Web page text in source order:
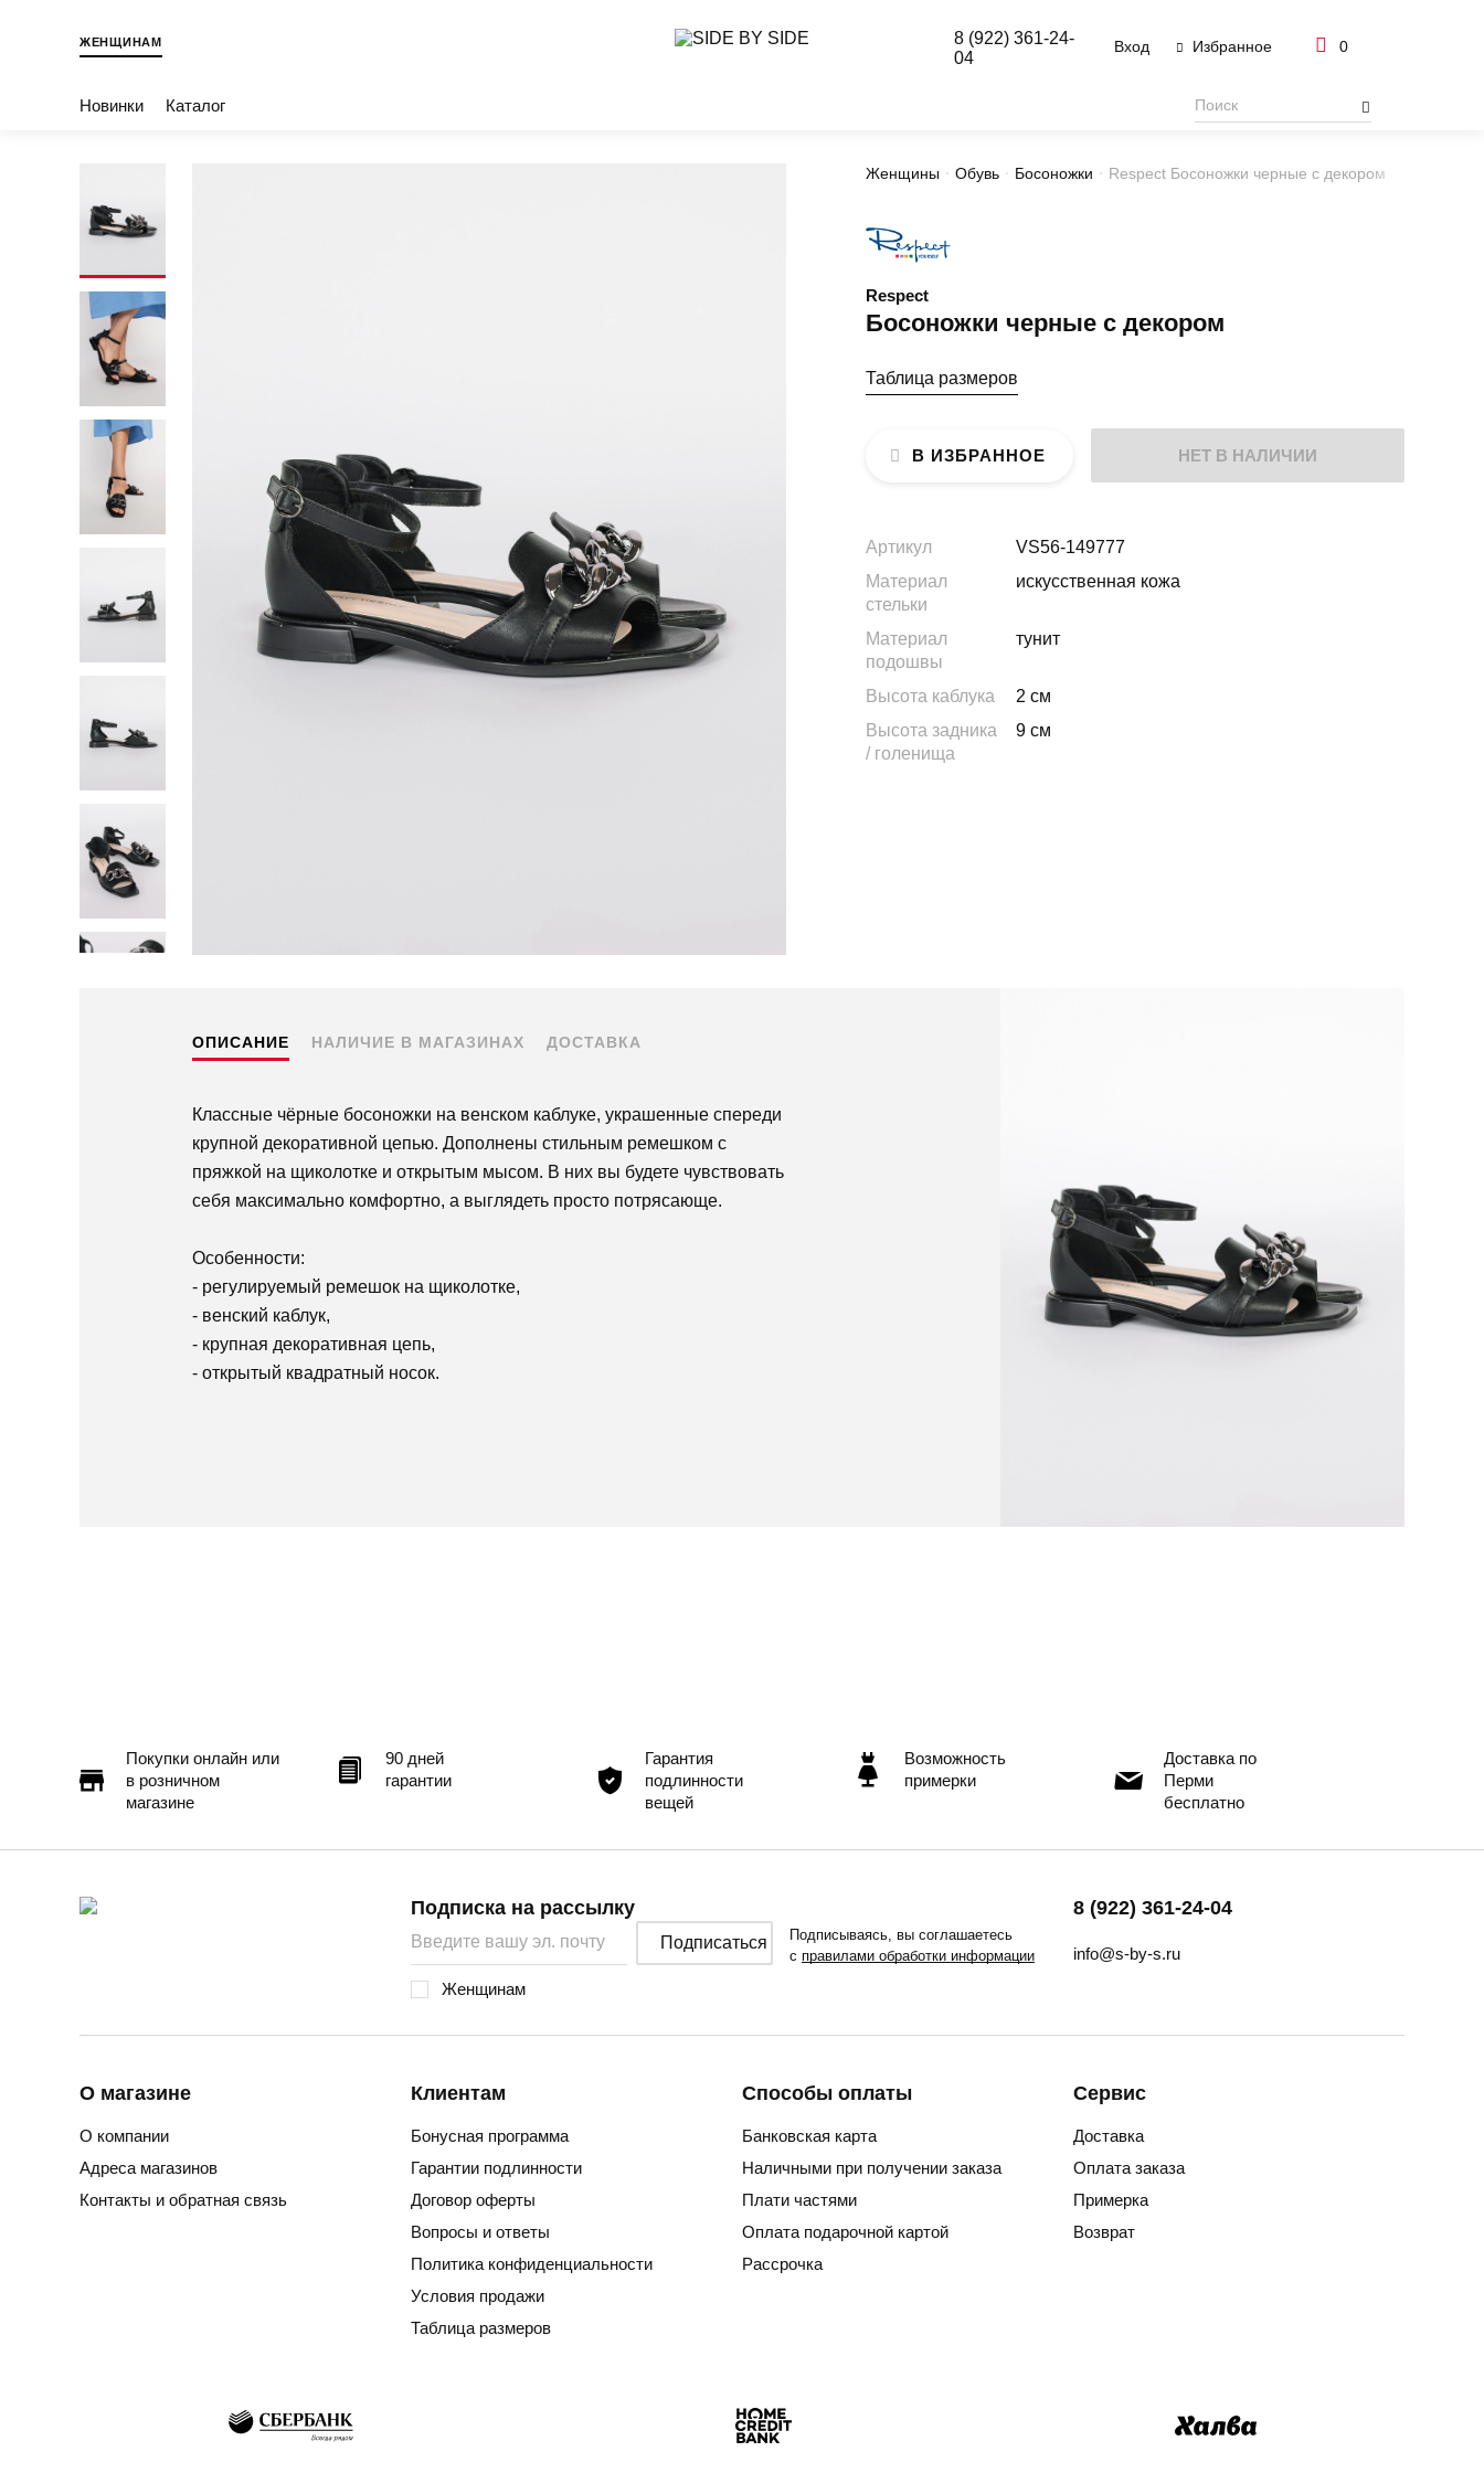
ЖЕНЩИНАМ Вход Избранное 0
Новинки Каталог
8 (922) 361-24-
04
Женщины Обувь Босоножки Respect Босоножки черные с декором
Respect
Босоножки черные с декором
Таблица размеров
В ИЗБРАННОЕ НЕТ В НАЛИЧИИ
Артикул
VS56-149777
Материал
стельки
искусственная кожа
Материал
подошвы
тунит
Высота каблука
2 см
Высота задника
/ голенища
9 см
ОПИСАНИЕ НАЛИЧИЕ В МАГАЗИНАХ ДОСТАВКА
Классные чёрные босоножки на венском каблуке, украшенные спереди
крупной декоративной цепью. Дополнены стильным ремешком с
пряжкой на щиколотке и открытым мысом. В них вы будете чувствовать
себя максимально комфортно, а выглядеть просто потрясающе.
Особенности:
- регулируемый ремешок на щиколотке,
- венский каблук,
- крупная декоративная цепь,
- открытый квадратный носок.
Покупки онлайн или
в розничном
магазине
90 дней
гарантии
Гарантия
подлинности
вещей
Возможность
примерки
Доставка по
Перми
бесплатно
8 (922) 361-24-04
info@s-by-s.ru
Подписка на рассылку
Подписаться
Подписываясь, вы соглашаетесь
с правилами обработки информации
Женщинам
О магазине
О компании
Адреса магазинов
Контакты и обратная связь
Клиентам
Бонусная программа
Гарантии подлинности
Договор оферты
Вопросы и ответы
Политика конфиденциальности
Условия продажи
Таблица размеров
Способы оплаты
Банковская карта
Наличными при получении заказа
Плати частями
Оплата подарочной картой
Рассрочка
Сервис
Доставка
Оплата заказа
Примерка
Возврат